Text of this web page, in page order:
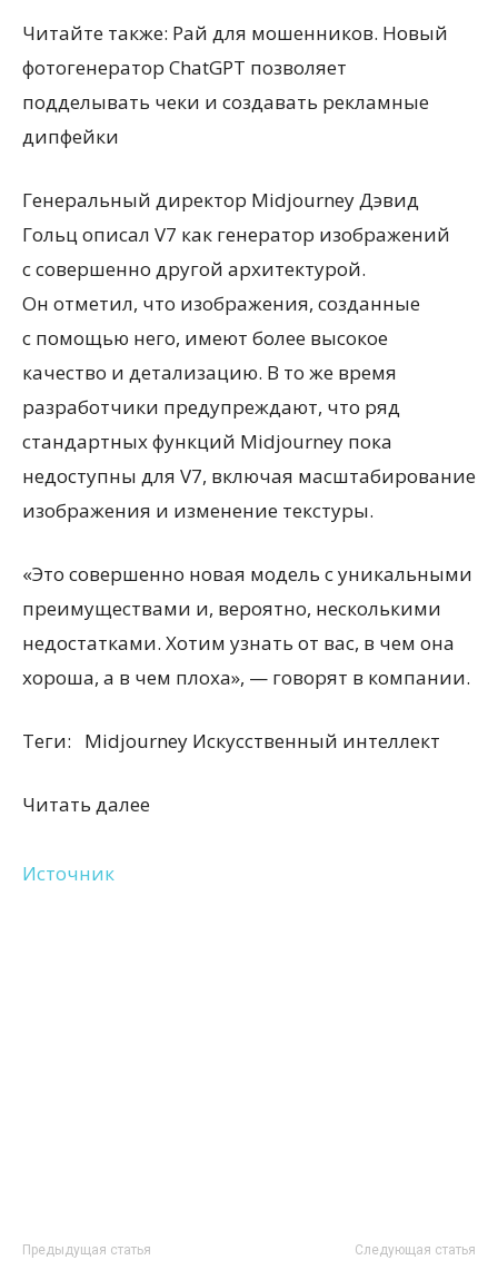
Читайте также: Рай для мошенников. Новый
фотогенератор ChatGPT позволяет
подделывать чеки и создавать рекламные
дипфейки
Генеральный директор Midjourney Дэвид
Гольц описал V7 как генератор изображений
с совершенно другой архитектурой.
Он отметил, что изображения, созданные
с помощью него, имеют более высокое
качество и детализацию. В то же время
разработчики предупреждают, что ряд
стандартных функций Midjourney пока
недоступны для V7, включая масштабирование
изображения и изменение текстуры.
«Это совершенно новая модель с уникальными
преимуществами и, вероятно, несколькими
недостатками. Хотим узнать от вас, в чем она
хороша, а в чем плоха», — говорят в компании.
Теги: Midjourney Искусственный интеллект
Читать далее
Источник
Предыдущая статья Следующая статья